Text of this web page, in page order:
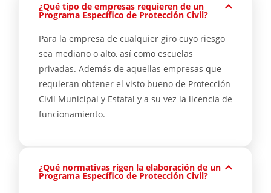
¿Qué tipo de empresas requieren de un
Programa Específico de Protección Civil?
Para la empresa de cualquier giro cuyo riesgo
sea mediano o alto, así como escuelas
privadas. Además de aquellas empresas que
requieran obtener el visto bueno de Protección
Civil Municipal y Estatal y a su vez la licencia de
funcionamiento.
¿Qué normativas rigen la elaboración de un
Programa Específico de Protección Civil?